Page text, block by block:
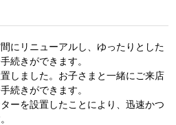
にリニューアルし、ゆったりとした
続きができます。
しました。お子さまと一緒にご来店
続きができます。
ーを設置したことにより、迅速かつ